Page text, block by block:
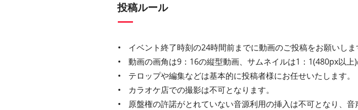
投稿ルール
イベント終了時刻の24時間前までに動画のご投稿をお願いしま
動画の画角は9：16の縦型動画、サムネイルは1：1(480px以上)
テロップや編集などは基本的に投稿者様にお任せいたします。
カラオケ店での撮影は不可となります。
原盤権の許諾がとれていない音源利用の挿入は不可となり、音